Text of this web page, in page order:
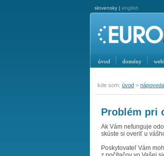
slovensky | english
úvod domény
kde som: úvod > nápoveda
Problém pri
Ak Vám nefunguje
skúste si overiť u
Poskytovateľ Vám